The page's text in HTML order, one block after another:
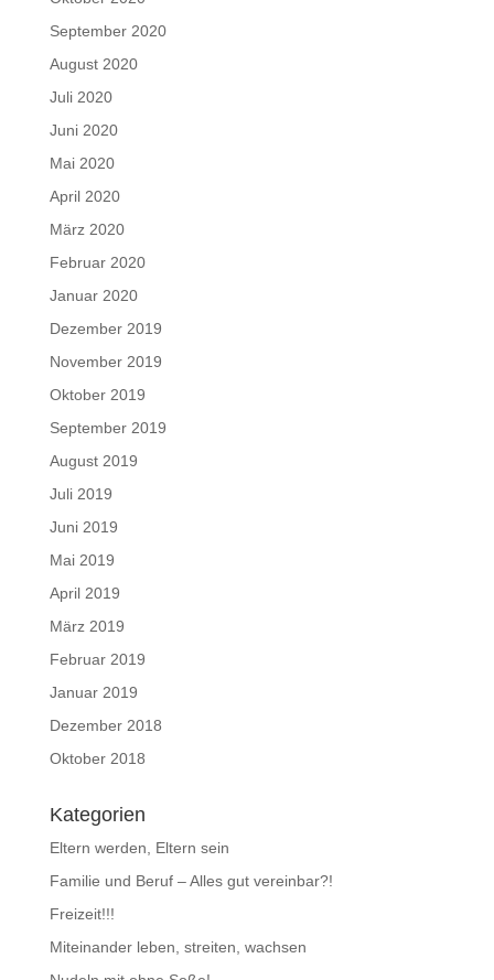
September 2020
August 2020
Juli 2020
Juni 2020
Mai 2020
April 2020
März 2020
Februar 2020
Januar 2020
Dezember 2019
November 2019
Oktober 2019
September 2019
August 2019
Juli 2019
Juni 2019
Mai 2019
April 2019
März 2019
Februar 2019
Januar 2019
Dezember 2018
Oktober 2018
Kategorien
Eltern werden, Eltern sein
Familie und Beruf – Alles gut vereinbar?!
Freizeit!!!
Miteinander leben, streiten, wachsen